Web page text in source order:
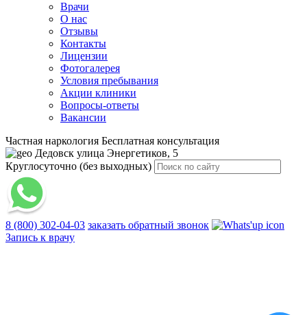
Врачи
О нас
Отзывы
Контакты
Лицензии
Фотогалерея
Условия пребывания
Акции клиники
Вопросы-ответы
Вакансии
Частная наркология Бесплатная консультация
Дедовск улица Энергетиков, 5
Круглосуточно (без выходных)
8 (800) 302-04-03 заказать обратный звонок
Запись к врачу